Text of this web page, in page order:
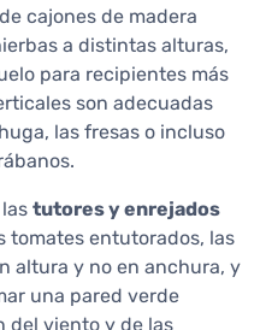
cajones de madera
a distintas alturas,
para recipientes más
son adecuadas
las fresas o incluso
tutores y enrejados
tomates entutorados, las
altura y no en anchura, y
una pared verde
del viento y de las